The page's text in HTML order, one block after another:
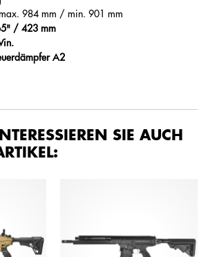
984 mm / min. 901 mm
/ 423 mm
A2
SIE AUCH